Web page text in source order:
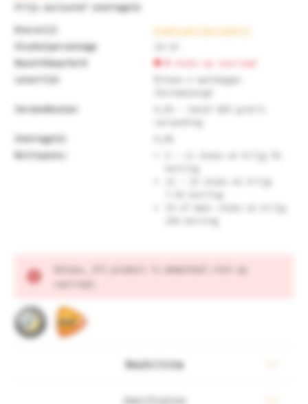
Prijs exclusief statiegeld
Bierstijl
Quadrupel/Gerstewijn
Alcoholpercentage
Beschikbaarheid
stuks op voorraad
Levertijd
Binnen 2 werkdagen
Verzendkosten
Statiegeld:
Multipacks:
10% korting
voorraad:Helaas, dit product is momenteel niet op
voorraad.
Beschrijving
Specificaties